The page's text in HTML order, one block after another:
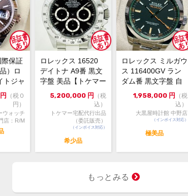
保証
）ロ
トジャ
円
（税０
円）
ウォッチ
店：R/M
ロレックス 16520
デイトナ A9番 黒文
字盤 美品【トケマー
宅配出品（委託販...
5,200,000 円
（税
込）
トケマー宅配代行出品
（委託販売）
（インボイス対応）
希少品
ロレックス ミルガウ
ス 116400GV ラン
ダム番 黒文字盤 自
動巻 極美品 1...
1,958,000 円
（税
込）
大黒屋時計館 中野店
（インボイス対応）
極美品
もっとみる